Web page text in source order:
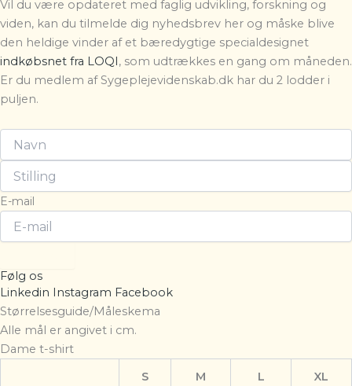
Vil du være opdateret med faglig udvikling, forskning og
viden, kan du tilmelde dig nyhedsbrev her og måske blive
den heldige vinder af et bæredygtige specialdesignet
indkøbsnet fra LOQI , som udtrækkes en gang om måneden.
Er du medlem af Sygeplejevidenskab.dk har du 2 lodder i
puljen.
E-mail
Følg os
Linkedin Instagram Facebook
Størrelsesguide/Måleskema
Alle mål er angivet i cm.
Dame t-shirt
S
M L XL